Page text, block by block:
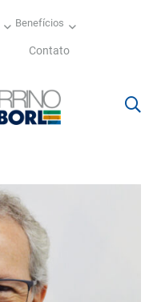
Benefícios
Contato